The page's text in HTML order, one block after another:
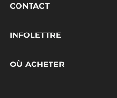
Footer
CONTACT
INFOLETTRE
OÙ ACHETER